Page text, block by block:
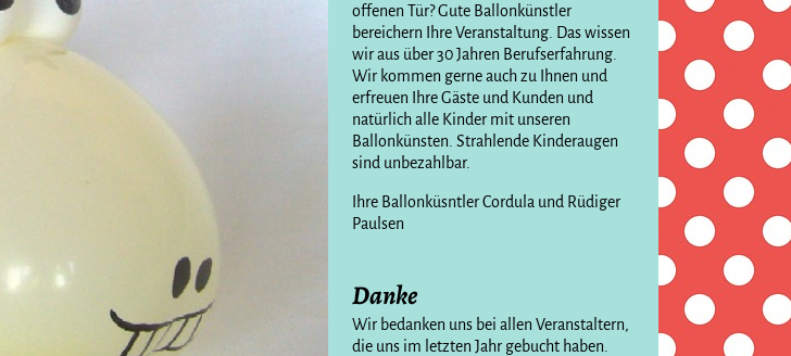
offenen Tür? Gute Ballonkünstler
bereichern Ihre Veranstaltung. Das wissen
wir aus über 30 Jahren Berufserfahrung.
Wir kommen gerne auch zu Ihnen und
erfreuen Ihre Gäste und Kunden und
natürlich alle Kinder mit unseren
Ballonkünsten. Strahlende Kinderaugen
sind unbezahlbar.
Ihre Ballonküsntler Cordula und Rüdiger
Paulsen
Danke
Wir bedanken uns bei allen Veranstaltern,
die uns im letzten Jahr gebucht haben.